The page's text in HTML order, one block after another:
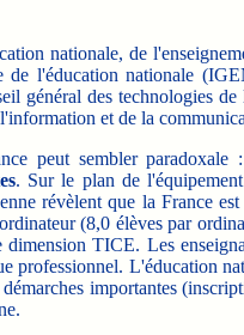
nationale, de
de l'éducation nationale
général des technologies
et de la
peut sembler
. Sur le plan de
révèlent que la France
(8,0 élèves par
TICE. Les
professionnel. L'éducation
importantes